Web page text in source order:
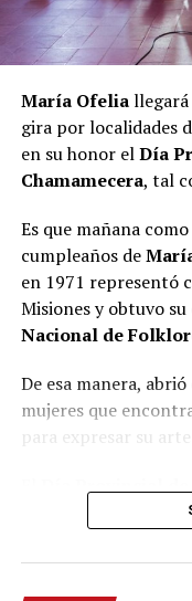
María Ofeliallegará
gira por localidades
en su honor elDía
Chamamecera, tal
Es que mañana
cumpleaños de
en 1971 representó
Misiones y obtuvo
Nacional de
De esa manera,
mujeres que
para expresar su
instituyó por ley
invita a valorar a
música, su danza,
enseñanza,